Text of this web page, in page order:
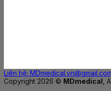
Liên hệ:
Copyright 2026 © MDmedical ,